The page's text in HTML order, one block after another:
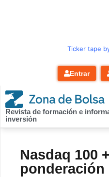
Ticker tape
Entrar
Revista de formación e
inversión
Nasdaq 100
ponderación